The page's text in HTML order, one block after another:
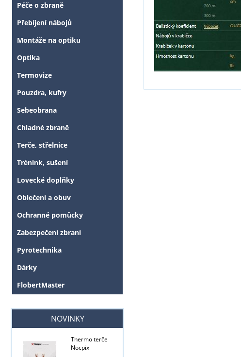
Péče o zbraně
Přebíjení nábojů
Montáže na optiku
Optika
Termovize
Pouzdra, kufry
Sebeobrana
Chladné zbraně
Terče, střelnice
Trénink, sušení
Lovecké doplňky
Oblečení a obuv
Ochranné pomůcky
Zabezpečení zbraní
Pyrotechnika
Dárky
FlobertMaster
NOVINKY
Thermo terče
Nocpix